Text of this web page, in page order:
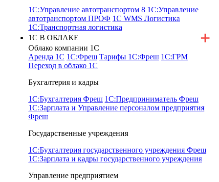
1С:Управление автотранспортом 8 1С:Управление
автотранспортом ПРОФ 1С WMS Логистика
1С:Транспортная логистика
1С В ОБЛАКЕ
Облако компании 1С
Аренда 1С 1С:Фреш Тарифы 1С:Фреш 1С:ГРМ
Переход в облако 1С
Бухгалтерия и кадры
1С:Бухгалтерия Фреш 1С:Предприниматель Фреш
1С:Зарплата и Управление персоналом предприятия
Фреш
Государственные учреждения
1С:Бухгалтерия государственного учреждения Фреш
1С:Зарплата и кадры государственного учреждения
Управление предприятием